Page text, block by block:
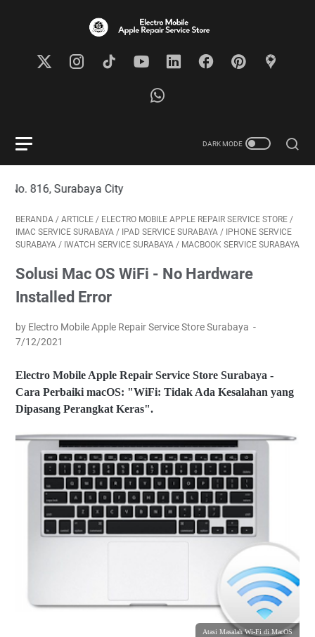
City
BERANDA / ARTICLE / ELECTRO MOBILE APPLE REPAIR SERVICE STORE /
IMAC SERVICE SURABAYA / IPAD SERVICE SURABAYA / IPHONE SERVICE
SURABAYA / IWATCH SERVICE SURABAYA / MACBOOK SERVICE SURABAYA
Solusi Mac OS WiFi - No Hardware
Installed Error
by Electro Mobile Apple Repair Service Store Surabaya
7/12/2021
Electro Mobile Apple Repair Service Store Surabaya -
Cara Perbaiki macOS: "WiFi: Tidak Ada Kesalahan yang
Dipasang Perangkat Keras".
Atasi Masalah Wi-Fi di MacOS